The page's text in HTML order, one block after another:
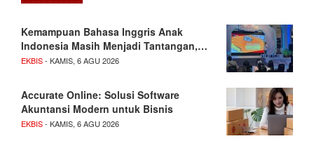
Kemampuan Bahasa Inggris Anak
Indonesia Masih Menjadi Tantangan,…
EKBIS- KAMIS, 6 AGU 2026
Accurate Online: Solusi Software
Akuntansi Modern untuk Bisnis
EKBIS- KAMIS, 6 AGU 2026